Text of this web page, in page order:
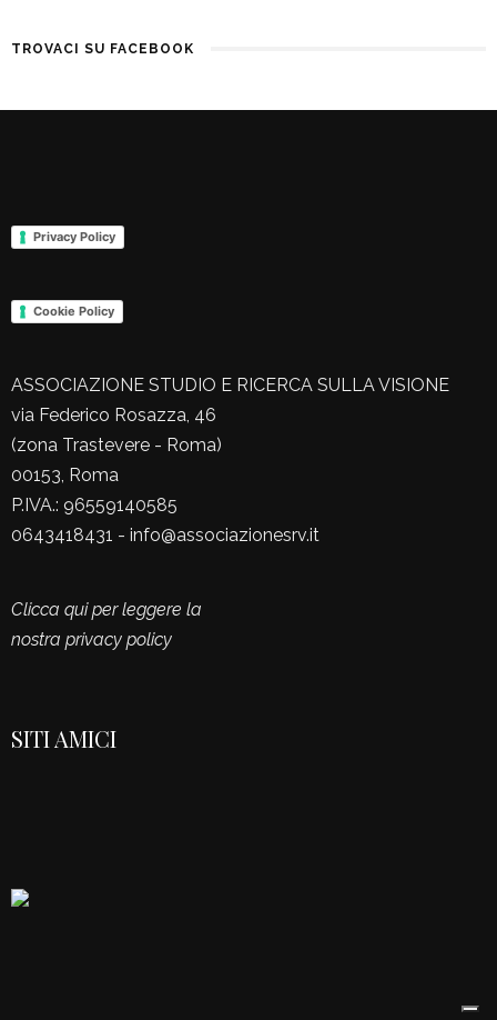
TROVACI SU FACEBOOK
Privacy Policy
Cookie Policy
ASSOCIAZIONE STUDIO E RICERCA SULLA VISIONE
via Federico Rosazza, 46
(zona Trastevere - Roma)
00153, Roma
P.IVA.: 96559140585
0643418431 - info@associazionesrv.it
Clicca qui per leggere la
nostra privacy policy
SITI AMICI